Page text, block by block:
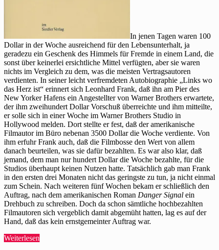
In jenen Tagen waren 100
Dollar in der Woche ausreichend für den Lebensunterhalt, ja
geradezu ein Geschenk des Himmels für Fremde in einem Land, die
sonst über keinerlei ersichtliche Mittel verfügten, aber sie waren
nichts im Vergleich zu dem, was die meisten Vertragsautoren
verdienten. In seiner leicht verfremdeten Autobiographie „Links wo
das Herz ist“ erinnert sich Leonhard Frank, daß ihn am Pier des
New Yorker Hafens ein Angestellter von Warner Brothers erwartete,
der ihm zweihundert Dollar Vorschuß überreichte und ihm mitteilte,
er solle sich in einer Woche im Warner Brothers Studio in
Hollywood melden. Dort stellte er fest, daß der amerikanische
Filmautor im Büro nebenan 3500 Dollar die Woche verdiente. Von
ihm erfuhr Frank auch, daß die Filmbosse den Wert von allem
danach beurteilen, was sie dafür bezahlten. Es war also klar, daß
jemand, dem man nur hundert Dollar die Woche bezahlte, für die
Studios überhaupt keinen Nutzen hatte. Tatsächlich gab man Frank
in den ersten drei Monaten nicht das geringste zu tun, ja nicht einmal
zum Schein. Nach weiteren fünf Wochen bekam er schließlich den
Auftrag, nach dem amerikanischen Roman Danger Signal ein
Drehbuch zu schreiben. Doch da schon sämtliche hochbezahlten
Filmautoren sich vergeblich damit abgemüht hatten, lag es auf der
Hand, daß das kein ernstgemeinter Auftrag war.
Weiterlesen